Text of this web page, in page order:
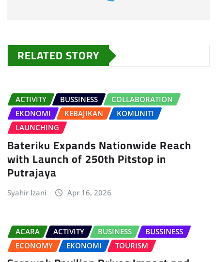
RELATED STORY
ACTIVITY BUSSINESS
COLLABORATION
EKONOMI
KEBAJIKAN
KOMUNITI
LAUNCHING
Bateriku Expands Nationwide Reach
with Launch of 250th Pitstop in
Putrajaya
Syahir Izani Apr 16, 2026
ACARA ACTIVITY BUSINESS
BUSSINESS
ECONOMY
EKONOMI TOURISM